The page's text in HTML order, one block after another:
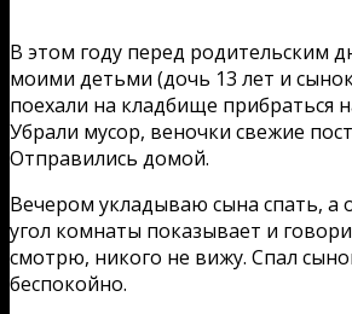
В этом году перед родительским
моими детьми (дочь 13 лет и
поехали на кладбище прибраться
Убрали мусор, веночки свежие
Отправились домой.
Вечером укладываю сына спать, а
угол комнаты показывает и
смотрю, никого не вижу. Спал
беспокойно.